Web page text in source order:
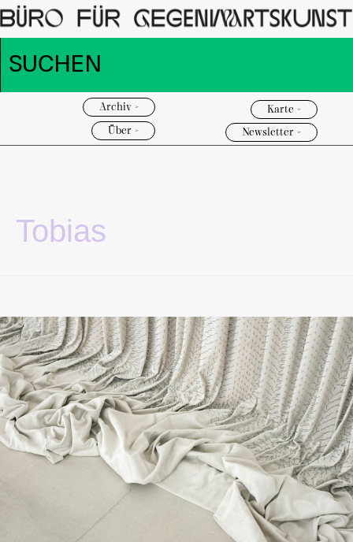
Archiv >
Über >
Karte >
Newsletter >
Tobias